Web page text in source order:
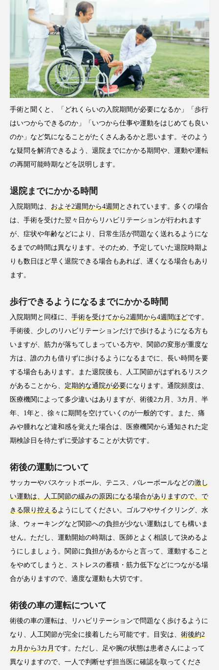
手術と聞くと、「どれくらいの入院期間が必要になるか」「歩行
はいつからできるのか」「いつから仕事や運動をはじめても良い
のか」など気になることがたくさんあるかと思います。そのよう
な疑問を解消できるよう、退院までにかかる期間や、運動や運転
の再開可能時期などを説明します。
退院までにかかる時間
入院期間は、 およそ2週間から4週間 とされています。多くの場合
は、手術を受けた翌々日からリハビリテーションが行われます
が、症状や年齢などにより、日常生活が問題なく送れるようにな
るまでの時間は異なります。そのため、予定していた退院時期よ
りも数日ほど早く退院できる場合もあれば、遅くなる場合もあり
ます。
歩行できるようになるまでにかかる時間
入院期間と同様に、 手術を受けてから2週間から4週間ほどです。
手術後、少しのリハビリテーションだけで歩けるようになる方も
いますが、筋力が落ちてしまっている方や、関節の変形が重度な
方は、誰の力も借りずに歩けるようになるまでに、長い時間を要
する場合もあります。また退院後も、人工関節がはずれるリスク
があることから、 定期的な通院が必要になります。通院頻度は、
医療機関によって多少違いはありますが、術後2カ月、3カ月、半
年、1年と、徐々に期間を空けていくのが一般的です。また、痛
みや腫れなど違和感を覚えた場合は、医療機関から通知された定
期検診日を待たずに受診することが大切です。
術後の運動について
サッカーやバスケットボール、テニス、バレーボールなどの激し
い運動は、人工関節の緩みの原因になる場合がありますので、で
きる限り控える ようにしてください。ゴルフやサイクリング、水
泳、ウォーキングなど関節への負担が少ない運動はしても構いま
せん。ただし、運動開始の時期は、医師とよく相談して決めるよ
うにしましょう。関節に負担があるからと言って、運動すること
をやめてしまうと、ストレスの蓄積・筋力低下などにつながる場
合がありますので、適度な運動も大切です。
術後の車の運転について
術後の車の運転は、リハビリテーションで問題なく歩けるように
なり、人工関節が完全に接着したら可能です。目安は、 術後約2
カ月から3カ月 です。ただし、足や腕の状態は患者さんによって
異なりますので、一人で判断せず担当医に確認を取ってくださ